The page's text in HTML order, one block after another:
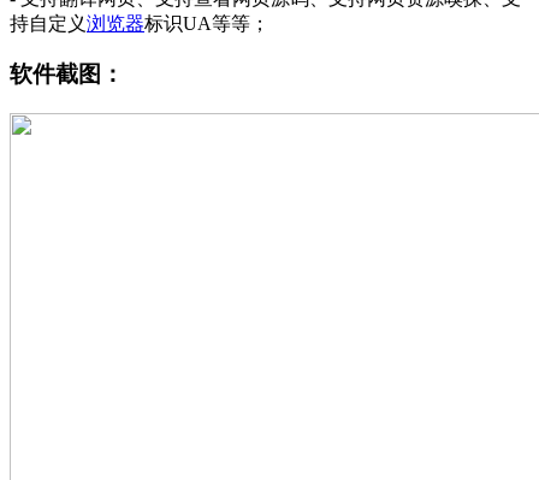
持自定义浏览器标识UA等等；
软件截图：